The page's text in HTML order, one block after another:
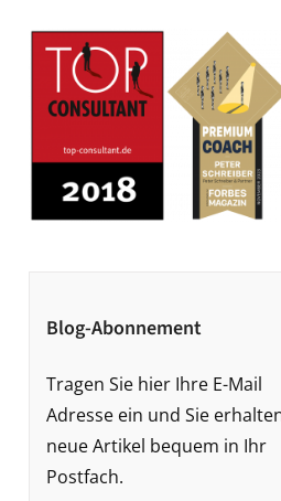
Blog-Abonnement
Tragen Sie hier Ihre E-Mail
Adresse ein und Sie
neue Artikel bequem in Ihr
Postfach.